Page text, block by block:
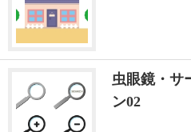
虫眼鏡・サ
ン02